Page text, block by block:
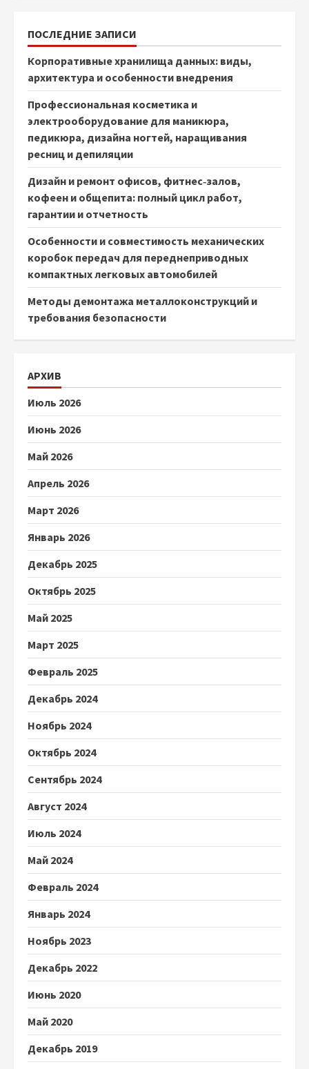
ПОСЛЕДНИЕ ЗАПИСИ
Корпоративные хранилища данных: виды,
архитектура и особенности внедрения
Профессиональная косметика и
электрооборудование для маникюра,
педикюра, дизайна ногтей, наращивания
ресниц и депиляции
Дизайн и ремонт офисов, фитнес‑залов,
кофеен и общепита: полный цикл работ,
гарантии и отчетность
Особенности и совместимость механических
коробок передач для переднеприводных
компактных легковых автомобилей
Методы демонтажа металлоконструкций и
требования безопасности
АРХИВ
Июль 2026
Июнь 2026
Май 2026
Апрель 2026
Март 2026
Январь 2026
Декабрь 2025
Октябрь 2025
Май 2025
Март 2025
Февраль 2025
Декабрь 2024
Ноябрь 2024
Октябрь 2024
Сентябрь 2024
Август 2024
Июль 2024
Май 2024
Февраль 2024
Январь 2024
Ноябрь 2023
Декабрь 2022
Июнь 2020
Май 2020
Декабрь 2019